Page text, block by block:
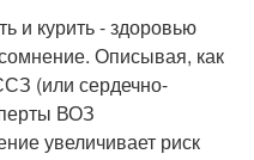
и курить - здоровью
Описывая, как
(или сердечно-
ВОЗ
увеличивает риск